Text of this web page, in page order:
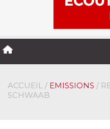
ACCUEIL / EMISSIONS /
SCHWAAB